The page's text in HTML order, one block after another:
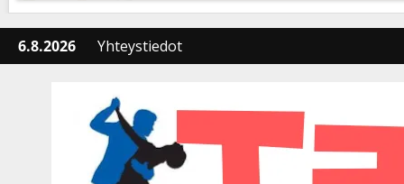
6.8.2026 Yhteystiedot